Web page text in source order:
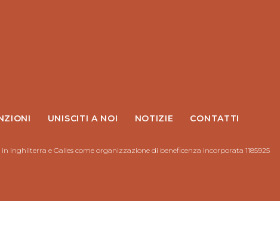
UNISCITI A NOI NOTIZIE CONTATTI
Inghilterra e Galles come organizzazione di beneficenza incorporata 1185925